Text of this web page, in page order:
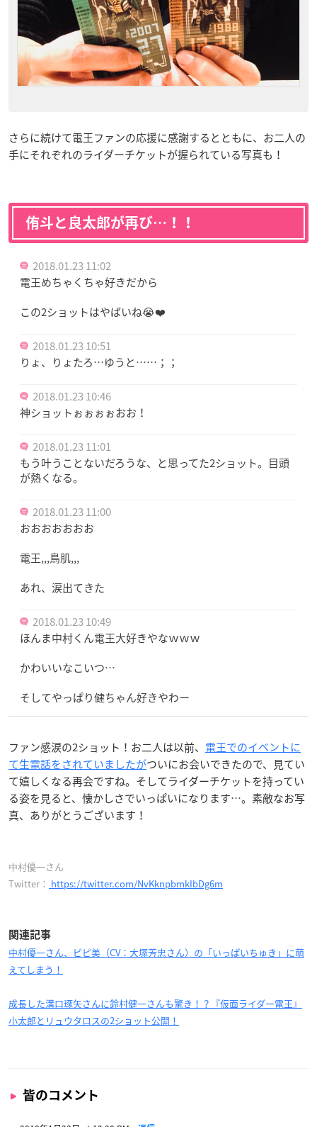
さらに続けて電王ファンの応援に感謝するとともに、お二人の
手にそれぞれのライダーチケットが握られている写真も！
侑斗と良太郎が再び…！！
2018.01.23 11:02
電王めちゃくちゃ好きだから
この2ショットはやばいね😭❤️
2018.01.23 10:51
りょ、りょたろ…ゆうと……；；
2018.01.23 10:46
神ショットぉぉぉぉおお！
2018.01.23 11:01
もう叶うことないだろうな、と思ってた2ショット。目頭
が熱くなる。
2018.01.23 11:00
おおおおおおお
電王,,,鳥肌,,,
あれ、涙出てきた
2018.01.23 10:49
ほんま中村くん電王大好きやなｗｗｗ
かわいいなこいつ…
そしてやっぱり健ちゃん好きやわー
ファン感涙の2ショット！お二人は以前、 電王でのイベントに
て生電話をされていましたがついにお会いできたので、見てい
て嬉しくなる再会ですね。そしてライダーチケットを持ってい
る姿を見ると、懐かしさでいっぱいになります…。素敵なお写
真、ありがとうございます！
中村優一さん
Twitter： https://twitter.com/NvKknpbmkIbDg6m
関連記事
中村優一さん、ピピ美（CV：大塚芳忠さん）の「いっぱいちゅき」に萌
えてしまう！
成長した溝口琢矢さんに鈴村健一さんも驚き！？『仮面ライダー電王』
小太郎とリュウタロスの2ショット公開！
皆のコメント